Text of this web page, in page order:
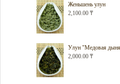
Женьшень улун
2,100.00 ₸
Улун "Медовая
2,000.00 ₸